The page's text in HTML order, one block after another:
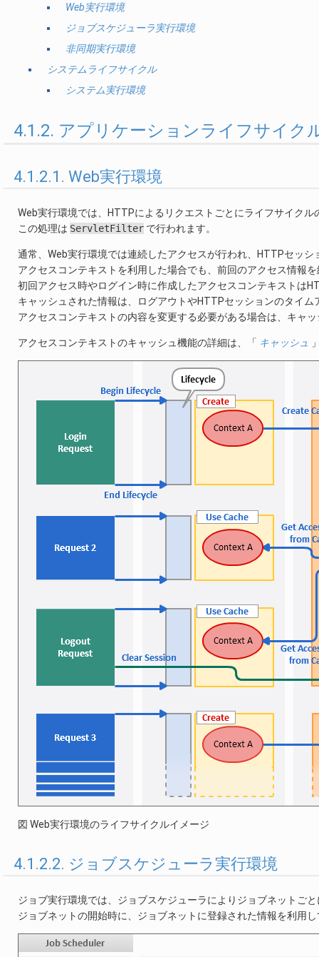
Web実行環境
ジョブスケジューラ実行環境
非同期実行環境
システムライフサイクル
システム実行環境
4.1.2. アプリケーションライフサイク
4.1.2.1. Web実行環境
Web実行環境では、HTTPによるリクエストごとにライフサイク
この処理は ServletFilter で行われます。
通常、Web実行環境では連続したアクセスが行われ、HTTPセッ
アクセスコンテキストを利用した場合でも、前回のアクセス情報
初回アクセス時やログイン時に作成したアクセスコンテキストは
キャッシュされた情報は、ログアウトやHTTPセッションのタイ
アクセスコンテキストの内容を変更する必要がある場合は、キャ
アクセスコンテキストのキャッシュ機能の詳細は、「 キャッシュ
図 Web実行環境のライフサイクルイメージ
4.1.2.2. ジョブスケジューラ実行環境
ジョブ実行環境では、ジョブスケジューラによりジョブネットご
ジョブネットの開始時に、ジョブネットに登録された情報を利用